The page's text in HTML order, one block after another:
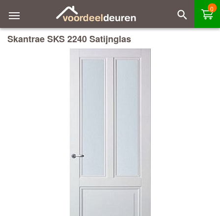
0
Skantrae SKS 2240 Satijnglas